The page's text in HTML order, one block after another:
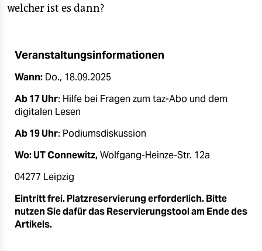
welcher ist es dann?
Veranstaltungsinformationen
Wann: Do., 18.09.2025
Ab 17 Uhr: Hilfe bei Fragen zum taz-Abo und dem
digitalen Lesen
Ab 19 Uhr: Podiumsdiskussion
Wo: UT Connewitz,Wolfgang-Heinze-Str. 12a
04277 Leipzig
Eintritt frei. Platzreservierung erforderlich. Bitte
nutzen Sie dafür das Reservierungstool am Ende des
Artikels.